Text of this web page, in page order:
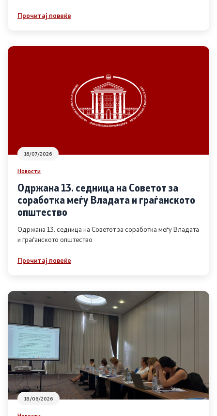
Извештаи
Список на ОЈИ
Контакт
Контакт
Линкови
Изјава за пристапност
Со еден клик до сите услуги
Прочитај повеќе
16/07/2026
Новости
Одржана 13. седница на Советот за
соработка меѓу Владата и граѓанското
општество
Одржана 13. седница на Советот за соработка меѓу Владата
и граѓанското општество
Прочитај повеќе
18/06/2026